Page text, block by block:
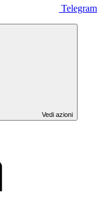
Telegram
Vedi azioni